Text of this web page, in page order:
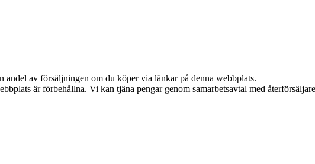
av försäljningen om du köper via länkar på denna webbplats.
är förbehållna. Vi kan tjäna pengar genom samarbetsavtal med